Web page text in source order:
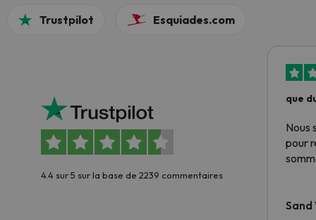
Trustpilot Esquiades.com
4.4 sur 5 sur la base de 2239 commentaires
que
Nous
pour
Sand